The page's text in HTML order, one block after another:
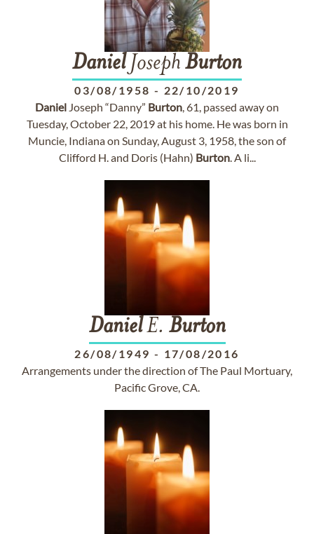
DanielJoseph Burton
03/08/1958 - 22/10/2019
Daniel Joseph “Danny” Burton, 61, passed away on
Tuesday, October 22, 2019 at his home. He was born in
Muncie, Indiana on Sunday, August 3, 1958, the son of
Clifford H. and Doris (Hahn) Burton. A li...
DanielE. Burton
26/08/1949 - 17/08/2016
Arrangements under the direction of The Paul Mortuary,
Pacific Grove, CA.